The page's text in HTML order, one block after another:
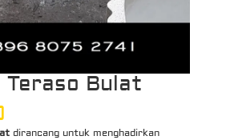
Bulat
dirancang untuk menghadirkan